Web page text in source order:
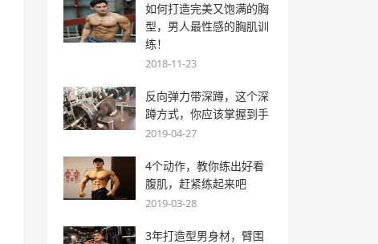
如何打造完美又饱满的胸
型，男人最性感的胸肌训
练！
2018-11-23
反向弹力带深蹲，这个深
蹲方式，你应该掌握到手
2019-04-27
4个动作，教你练出好看
腹肌，赶紧练起来吧
2019-03-28
3年打造型男身材，臂围